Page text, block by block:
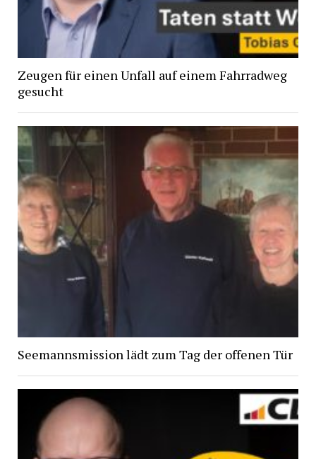
Zeugen für einen Unfall auf einem Fahrradweg
gesucht
Seemannsmission lädt zum Tag der offenen Tür